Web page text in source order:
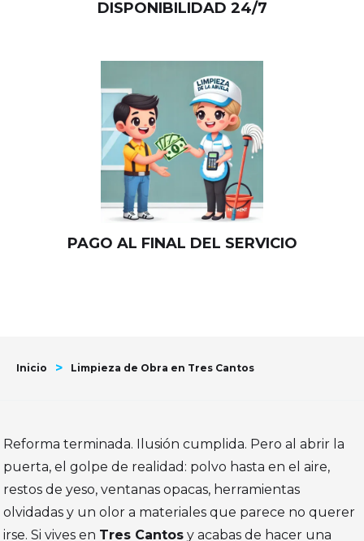
DISPONIBILIDAD 24/7
PAGO AL FINAL DEL SERVICIO
Inicio > Limpieza de Obra en Tres Cantos
Reforma terminada. Ilusión cumplida. Pero al abrir la
puerta, el golpe de realidad: polvo hasta en el aire,
restos de yeso, ventanas opacas, herramientas
olvidadas y un olor a materiales que parece no querer
irse. Si vives en Tres Cantos y acabas de hacer una